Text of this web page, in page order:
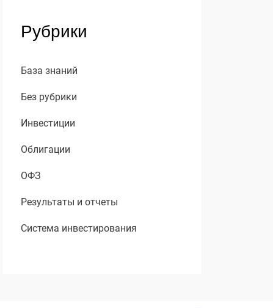
Рубрики
База знаний
Без рубрики
Инвестиции
Облигации
ОФЗ
Результаты и отчеты
Система инвестирования